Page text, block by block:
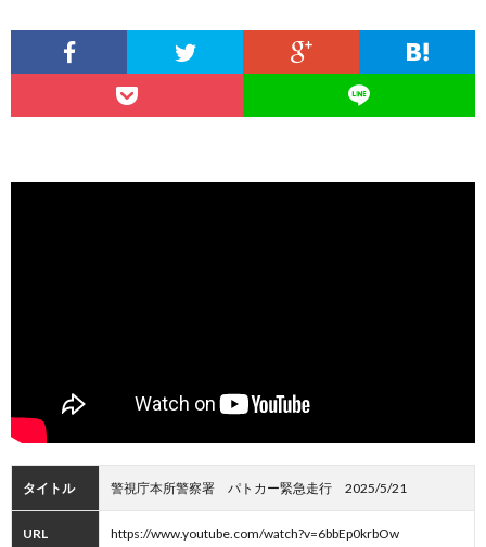
タイトル 警視庁本所警察署 パトカー緊急走行 2025/5/21
URL https://www.youtube.com/watch?v=6bbEp0krbOw